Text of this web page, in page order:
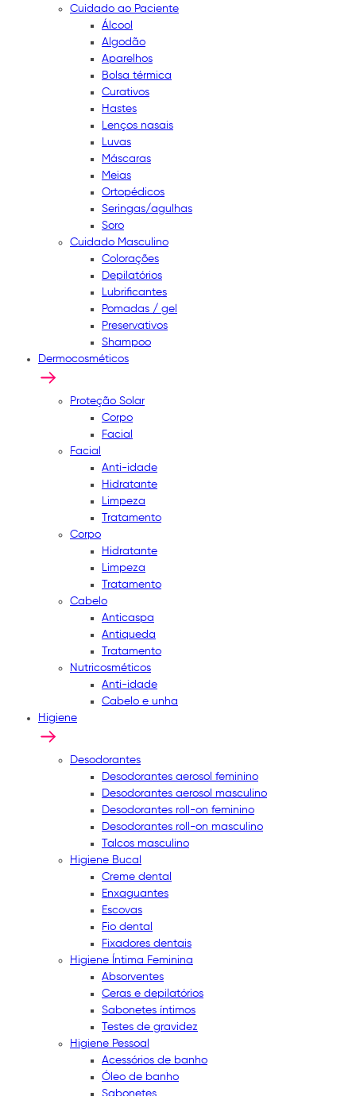
Cuidado ao Paciente
Álcool
Algodão
Aparelhos
Bolsa térmica
Curativos
Hastes
Lenços nasais
Luvas
Máscaras
Meias
Ortopédicos
Seringas/agulhas
Soro
Cuidado Masculino
Colorações
Depilatórios
Lubrificantes
Pomadas / gel
Preservativos
Shampoo
Dermocosméticos
Proteção Solar
Corpo
Facial
Facial
Anti-idade
Hidratante
Limpeza
Tratamento
Corpo
Hidratante
Limpeza
Tratamento
Cabelo
Anticaspa
Antiqueda
Tratamento
Nutricosméticos
Anti-idade
Cabelo e unha
Higiene
Desodorantes
Desodorantes aerosol feminino
Desodorantes aerosol masculino
Desodorantes roll-on feminino
Desodorantes roll-on masculino
Talcos masculino
Higiene Bucal
Creme dental
Enxaguantes
Escovas
Fio dental
Fixadores dentais
Higiene Íntima Feminina
Absorventes
Ceras e depilatórios
Sabonetes íntimos
Testes de gravidez
Higiene Pessoal
Acessórios de banho
Óleo de banho
Sabonetes